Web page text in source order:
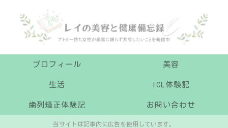
プロフィール 美容
生活 ICL体験記
歯列矯正体験記 お問い合わせ
当サイトは記事内に広告を使用しています。